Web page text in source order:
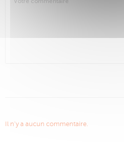
Il n'y a aucun commentaire.